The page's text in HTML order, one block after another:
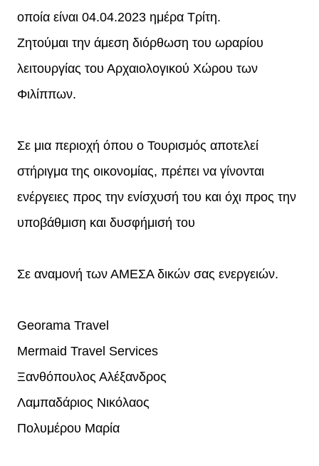
οποία είναι 04.04.2023 ημέρα Τρίτη.
Ζητούμαι την άμεση διόρθωση του ωραρίου
λειτουργίας του Αρχαιολογικού Χώρου των
Φιλίππων.
Σε μια περιοχή όπου ο Τουρισμός αποτελεί
στήριγμα της οικονομίας, πρέπει να γίνονται
ενέργειες προς την ενίσχυσή του και όχι προς την
υποβάθμιση και δυσφήμισή του
Σε αναμονή των ΑΜΕΣΑ δικών σας ενεργειών.
Georama Travel
Mermaid Travel Services
Ξανθόπουλος Αλέξανδρος
Λαμπαδάριος Νικόλαος
Πολυμέρου Μαρία